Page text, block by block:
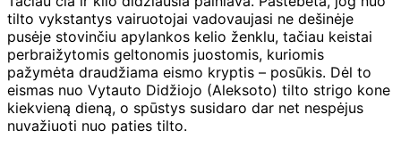
tilto vykstantys vairuotojai vadovaujasi ne dešinėje
pusėje stovinčiu apylankos kelio ženklu, tačiau keistai
perbraižytomis geltonomis juostomis, kuriomis
pažymėta draudžiama eismo kryptis – posūkis. Dėl to
eismas nuo Vytauto Didžiojo (Aleksoto) tilto strigo kone
kiekvieną dieną, o spūstys susidaro dar net nespėjus
nuvažiuoti nuo paties tilto.